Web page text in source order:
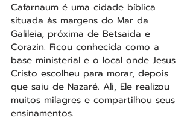
Cafarnaum é uma cidade bíblica
situada às margens do Mar da
Galileia, próxima de Betsaida e
Corazin. Ficou conhecida como a
base ministerial e o local onde Jesus
Cristo escolheu para morar, depois
que saiu de Nazaré. Ali, Ele realizou
muitos milagres e compartilhou seus
ensinamentos.